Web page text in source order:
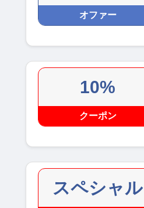
オファー
10%
クーポン
スペシャル